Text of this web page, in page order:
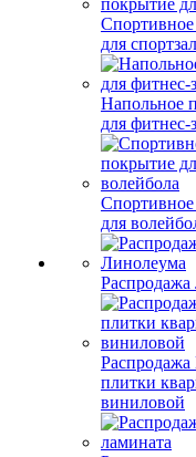
для
Напольное
для фитнес-
для
плитки
виниловой